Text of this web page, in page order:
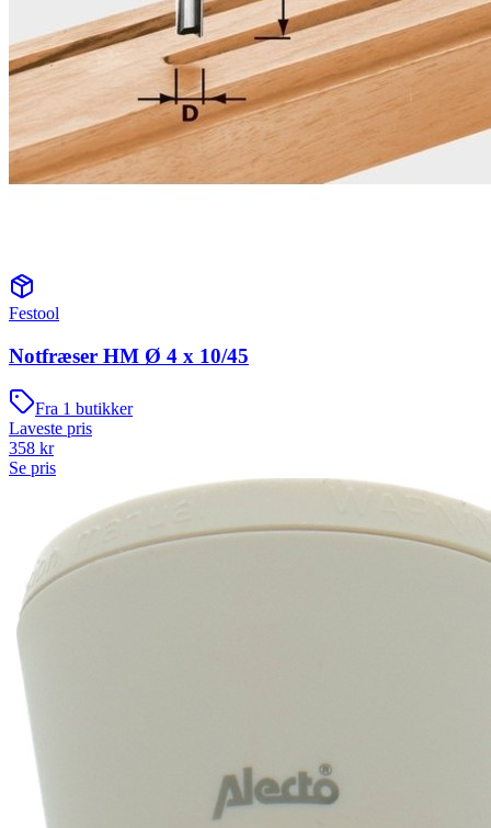
Festool
Notfræser HM Ø 4 x 10/45
Fra 1 butikker
Laveste pris
358 kr
Se pris